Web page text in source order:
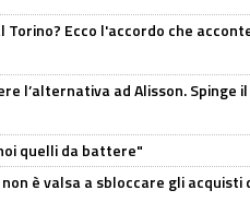
Torino? Ecco l'accordo che
l’alternativa ad Alisson. Spinge
quelli da battere"
è valsa a sbloccare gli